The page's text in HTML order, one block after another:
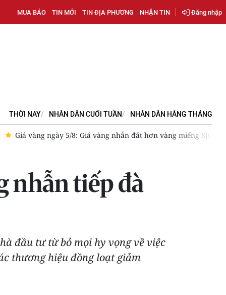
MUA BÁO TIN MỚI TIN ĐỊA PHƯƠNG NHẬN TIN Đăng nhập
THỜI NAY NHÂN DÂN CUỐI TUẦN NHÂN DÂN HẰNG THÁNG
vàng nhẫn đắt hơn vàng miếng SJC Sáng 7/8, giá bạc
nhẫn tiếp đà
đầu tư từ bỏ mọi hy vọng về việc
thương hiệu đồng loạt giảm